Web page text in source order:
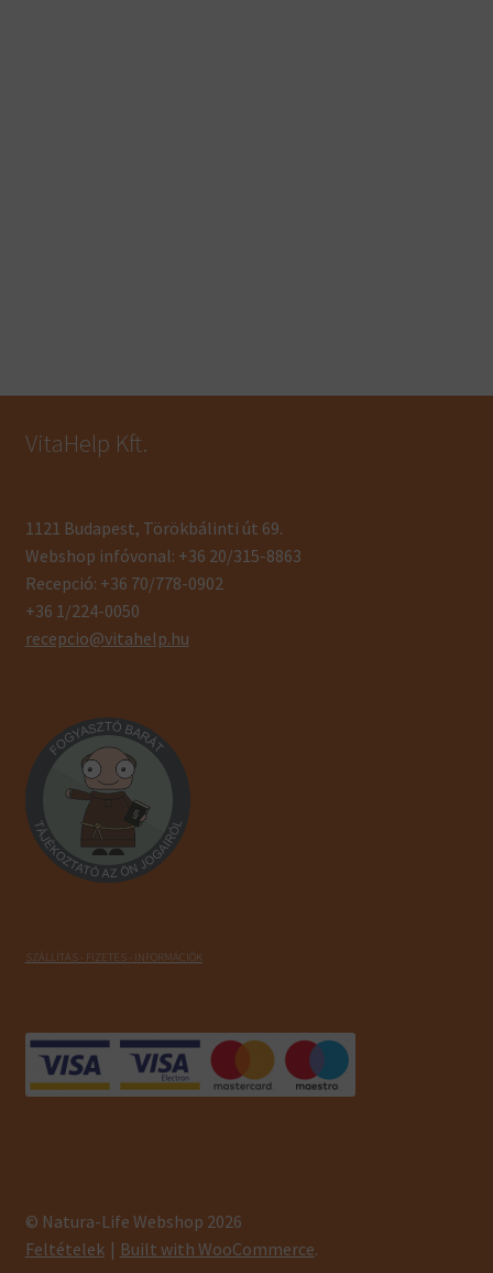
VitaHelp Kft.
1121 Budapest, Törökbálinti út 69.
Webshop infóvonal: +36 20/315-8863
Recepció: +36 70/778-0902
+36 1/224-0050
recepcio@vitahelp.hu
SZÁLLÍTÁS - FIZETÉS - INFORMÁCIÓK
© Natura-Life Webshop 2026
Feltételek
Built with WooCommerce.